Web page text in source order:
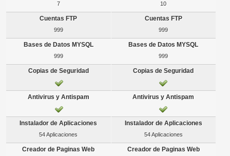
7
999
999
54 Aplicaciones
10
999
999
54 Aplicaciones